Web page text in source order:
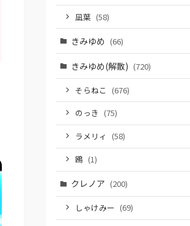
凪葉 (58)
きみゆめ (66)
きみゆめ(解散) (720)
そらねこ (676)
のっき (75)
ラメリィ (58)
鴎 (1)
クレノア (200)
しゃけみー (69)